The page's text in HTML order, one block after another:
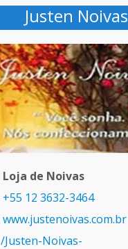
Justen Noivas
Loja de Noivas
+55 12 3632-3464
www.justenoivas.com.br
/Justen-Noivas-